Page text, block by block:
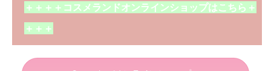
＋＋＋＋コスメランドオンラインショップはこちら＋
＋＋＋